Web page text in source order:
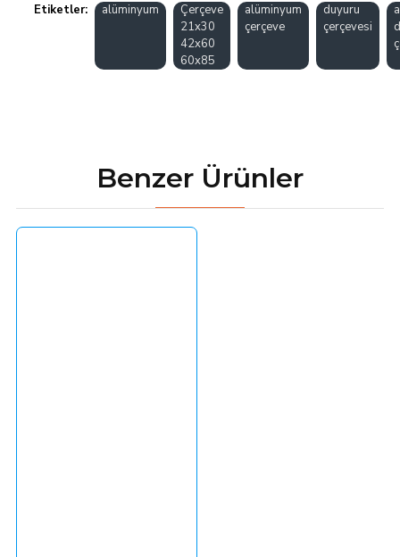
Etiketler: alüminyum
Çerçeve
21x30
42x60
60x85
alüminyum
çerçeve
duyuru
çerçevesi
Benzer Ürünler